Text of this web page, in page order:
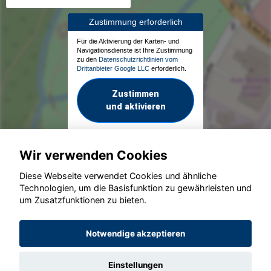
Zustimmung erforderlich
Für die Aktivierung der Karten- und
Navigationsdienste ist Ihre Zustimmung
zu den Datenschutzrichtlinien vom
Drittanbieter Google LLC erforderlich.
Zustimmen
und aktivieren
© konjunkturmotor.de GmbH 2020 - 2026
Wir verwenden Cookies
Diese Webseite verwendet Cookies und ähnliche
Technologien, um die Basisfunktion zu gewährleisten und
um Zusatzfunktionen zu bieten.
Notwendige akzeptieren
Einstellungen